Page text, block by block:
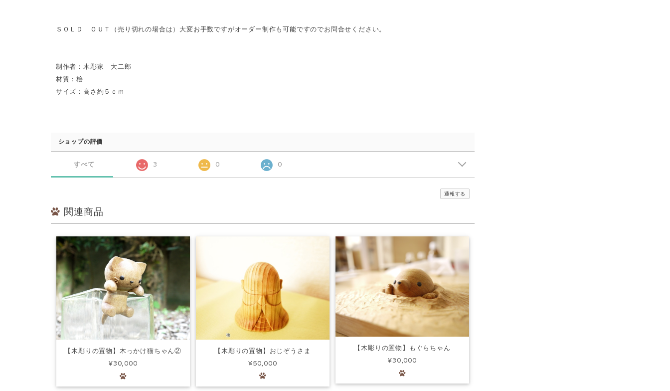
ＳＯＬＤ ＯＵＴ（売り切れの場合は）大変お手数ですがオーダー制作も可能ですのでお問合せください。
制作者：木彫家 大二郎
材質：桧
サイズ：高さ約５ｃｍ
ショップの評価
すべて 3 0 0
通報する
関連商品
【木彫りの置物】木っかけ猫ちゃん②
¥30,000
【木彫りの置物】おじぞうさま
¥50,000
【木彫りの置物】もぐらちゃん
¥30,000